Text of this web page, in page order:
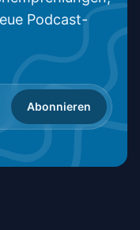
Podcast-
Abonnieren